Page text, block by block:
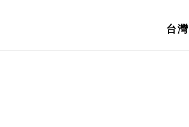
台灣